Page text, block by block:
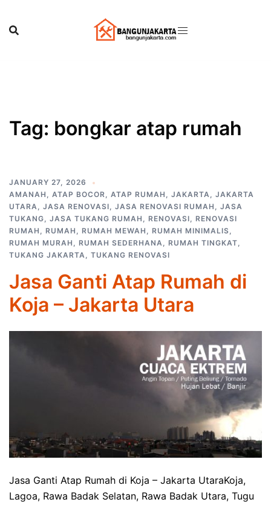
content
Tag: bongkar atap rumah
JANUARY 27, 2026
AMANAH , ATAP BOCOR, ATAP RUMAH , JAKARTA, JAKARTA
UTARA, JASA RENOVASI, JASA RENOVASI RUMAH , JASA
TUKANG, JASA TUKANG RUMAH , RENOVASI, RENOVASI
RUMAH , RUMAH , RUMAH MEWAH , RUMAH MINIMALIS,
RUMAH MURAH , RUMAH SEDERHANA, RUMAH TINGKAT,
TUKANG JAKARTA, TUKANG RENOVASI
Jasa Ganti Atap Rumah di
Koja – Jakarta Utara
Jasa Ganti Atap Rumah di Koja – Jakarta UtaraKoja,
Lagoa, Rawa Badak Selatan, Rawa Badak Utara, Tugu